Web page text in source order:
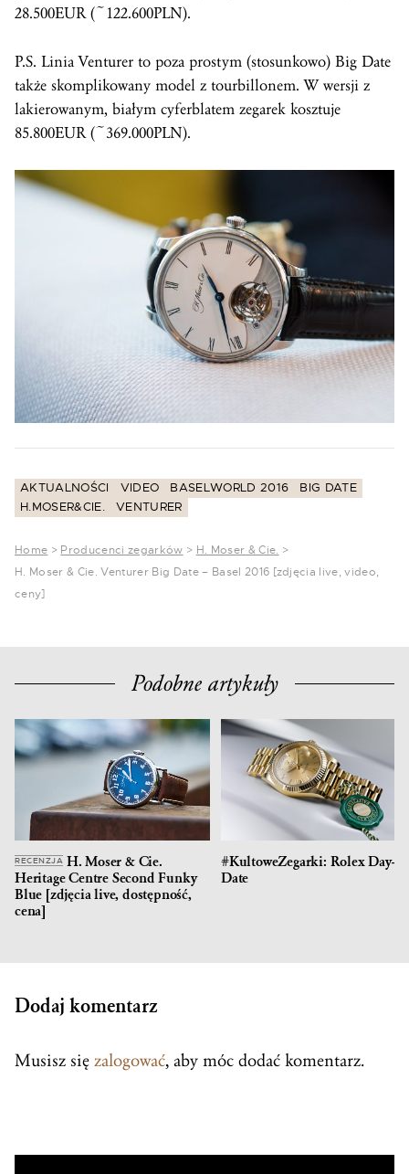
28.500EUR (~122.600PLN).
P.S. Linia Venturer to poza prostym (stosunkowo) Big Date
także skomplikowany model z tourbillonem. W wersji z
lakierowanym, białym cyferblatem zegarek kosztuje
85.800EUR (~369.000PLN).
AKTUALNOŚCI VIDEO BASELWORLD 2016
BIG DATE
H.MOSER&CIE.
VENTURER
Home > Producenci zegarków > H. Moser & Cie.
>
H. Moser & Cie. Venturer Big Date – Basel 2016 [zdjęcia live, video,
ceny]
Podobne artykuły
RECENZJA H. Moser & Cie.
Heritage Centre Second Funky
Blue [zdjęcia live, dostępność,
cena]
#KultoweZegarki: Rolex Day-
Date
Dodaj komentarz
Musisz się zalogować, aby móc dodać komentarz.